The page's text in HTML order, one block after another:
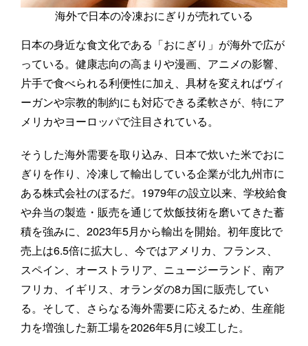
海外で日本の冷凍おにぎりが売れている
日本の身近な食文化である「おにぎり」が海外で広が
っている。健康志向の高まりや漫画、アニメの影響、
片手で食べられる利便性に加え、具材を変えればヴィ
ーガンや宗教的制約にも対応できる柔軟さが、特にア
メリカやヨーロッパで注目されている。
そうした海外需要を取り込み、日本で炊いた米でおに
ぎりを作り、冷凍して輸出している企業が北九州市に
ある株式会社のぼるだ。1979年の設立以来、学校給食
や弁当の製造・販売を通じて炊飯技術を磨いてきた蓄
積を強みに、2023年5月から輸出を開始。初年度比で
売上は6.5倍に拡大し、今ではアメリカ、フランス、
スペイン、オーストラリア、ニュージーランド、南ア
フリカ、イギリス、オランダの8カ国に販売してい
る。そして、さらなる海外需要に応えるため、生産能
力を増強した新工場を2026年5月に竣工した。